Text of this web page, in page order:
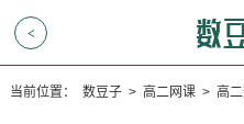
<
当前位置： 数豆子 > 高二网课 > 高